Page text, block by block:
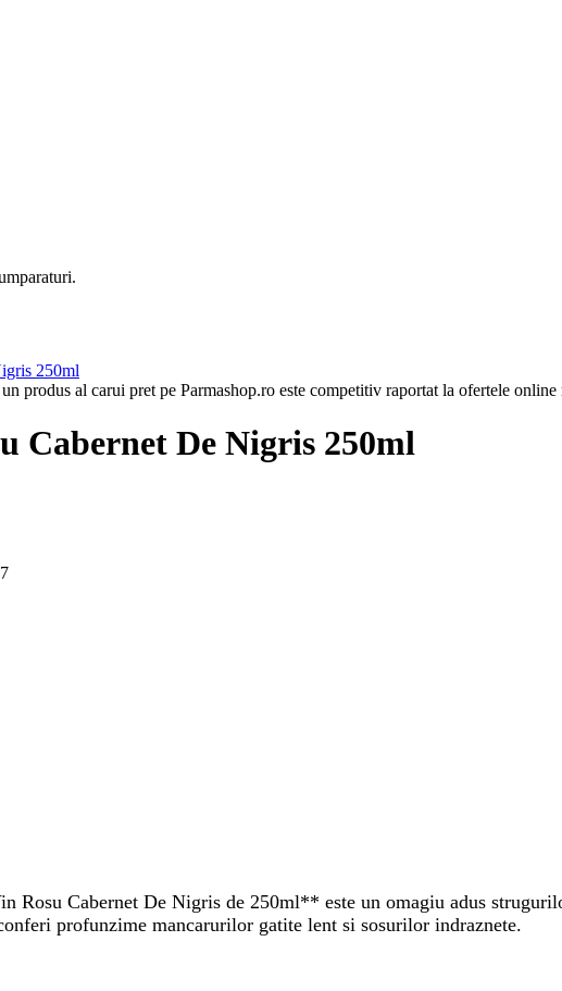
produs al carui pret pe Parmashop.ro este competitiv raportat la ofertele
Cabernet De Nigris 250ml
Rosu Cabernet De Nigris de 250ml** este un omagiu adus
profunzime mancarurilor gatite lent si sosurilor indraznete.